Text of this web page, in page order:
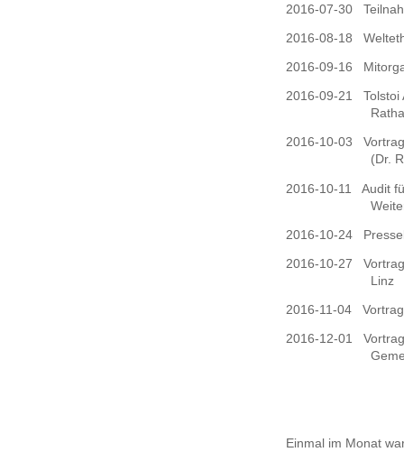
2016-07-30
2016-08-18
2016-09-16
2016-09-21
Tolstoi
2016-10-03
(Dr.
2016-10-11
Audit
2016-10-24
2016-10-27
Linz
2016-11-04
2016-12-01
Einmal im Monat